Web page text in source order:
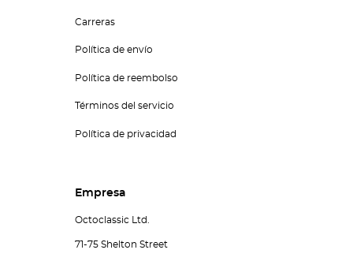
Carreras
Política de envío
Política de reembolso
Términos del servicio
Política de privacidad
Empresa
Octoclassic Ltd.
71-75 Shelton Street